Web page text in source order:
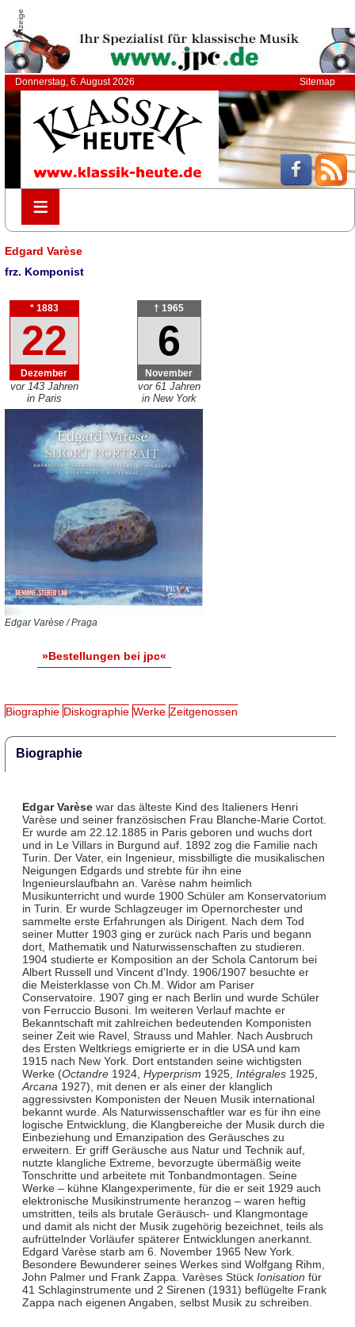
Anzeige
Donnerstag, 6. August 2026 Sitemap
≡
≡
Edgard Varèse
frz. Komponist
* 1883
22
Dezember
vor 143 Jahren
in Paris
† 1965
6
November
vor 61 Jahren
in New York
Edgar Varèse / Praga
»Bestellungen bei jpc«
Biographie Diskographie Werke Zeitgenossen
Biographie
Edgar Varèsewar das älteste Kind des Italieners Henri
Varèse und seiner französischen Frau Blanche-Marie Cortot.
Er wurde am 22.12.1885 in Paris geboren und wuchs dort
und in Le Villars in Burgund auf. 1892 zog die Familie nach
Turin. Der Vater, ein Ingenieur, missbilligte die musikalischen
Neigungen Edgards und strebte für ihn eine
Ingenieurslaufbahn an. Varèse nahm heimlich
Musikunterricht und wurde 1900 Schüler am Konservatorium
in Turin. Er wurde Schlagzeuger im Opernorchester und
sammelte erste Erfahrungen als Dirigent. Nach dem Tod
seiner Mutter 1903 ging er zurück nach Paris und begann
dort, Mathematik und Naturwissenschaften zu studieren.
1904 studierte er Komposition an der Schola Cantorum bei
Albert Russell und Vincent d'Indy. 1906/1907 besuchte er
die Meisterklasse von Ch.M. Widor am Pariser
Conservatoire. 1907 ging er nach Berlin und wurde Schüler
von Ferruccio Busoni. Im weiteren Verlauf machte er
Bekanntschaft mit zahlreichen bedeutenden Komponisten
seiner Zeit wie Ravel, Strauss und Mahler. Nach Ausbruch
des Ersten Weltkriegs emigrierte er in die USA und kam
1915 nach New York. Dort entstanden seine wichtigsten
Werke (Octandre1924, Hyperprism 1925, Intégrales1925,
Arcana 1927), mit denen er als einer der klanglich
aggressivsten Komponisten der Neuen Musik international
bekannt wurde. Als Naturwissenschaftler war es für ihn eine
logische Entwicklung, die Klangbereiche der Musik durch die
Einbeziehung und Emanzipation des Geräusches zu
erweitern. Er griff Geräusche aus Natur und Technik auf,
nutzte klangliche Extreme, bevorzugte übermäßig weite
Tonschritte und arbeitete mit Tonbandmontagen. Seine
Werke – kühne Klangexperimente, für die er seit 1929 auch
elektronische Musikinstrumente heranzog – waren heftig
umstritten, teils als brutale Geräusch- und Klangmontage
und damit als nicht der Musik zugehörig bezeichnet, teils als
aufrüttelnder Vorläufer späterer Entwicklungen anerkannt.
Edgard Varèse starb am 6. November 1965 New York.
Besondere Bewunderer seines Werkes sind Wolfgang Rihm,
John Palmer und Frank Zappa. Varèses Stück Ionisation für
41 Schlaginstrumente und 2 Sirenen (1931) beflügelte Frank
Zappa nach eigenen Angaben, selbst Musik zu schreiben.